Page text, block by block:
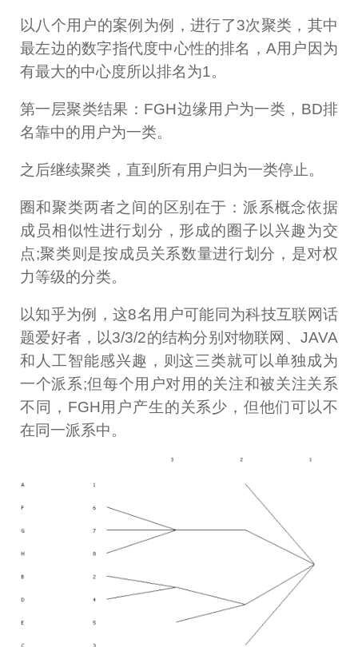
以八个用户的案例为例，进行了3次聚类，其中
最左边的数字指代度中心性的排名，A用户因为
有最大的中心度所以排名为1。
第一层聚类结果：FGH边缘用户为一类，BD排
名靠中的用户为一类。
之后继续聚类，直到所有用户归为一类停止。
圈和聚类两者之间的区别在于：派系概念依据
成员相似性进行划分，形成的圈子以兴趣为交
点;聚类则是按成员关系数量进行划分，是对权
力等级的分类。
以知乎为例，这8名用户可能同为科技互联网话
题爱好者，以3/3/2的结构分别对物联网、JAVA
和人工智能感兴趣，则这三类就可以单独成为
一个派系;但每个用户对用的关注和被关注关系
不同，FGH用户产生的关系少，但他们可以不
在同一派系中。